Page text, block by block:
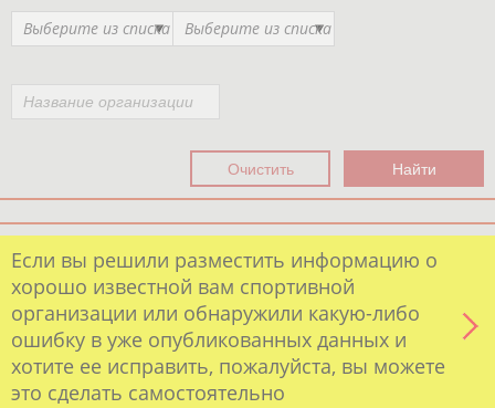
Выберите из списка
Выберите из списка
Если вы решили разместить информацию о
хорошо известной вам спортивной
организации или обнаружили какую-либо
ошибку в уже опубликованных данных и
хотите ее исправить, пожалуйста, вы можете
это сделать самостоятельно